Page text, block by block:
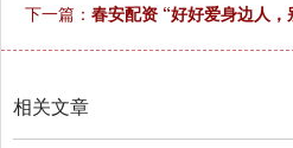
下一篇： 春安配资 “好好爱身边人，
相关文章